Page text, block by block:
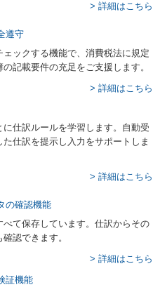
> 詳細はこちら
ックする機能で、消費税法に規定
記載要件の充足をご支援します。
> 詳細はこちら
仕訳ルールを学習します。自動受
仕訳を提示し入力をサポートしま
> 詳細はこちら
て保存しています。仕訳からその
認できます。
> 詳細はこちら